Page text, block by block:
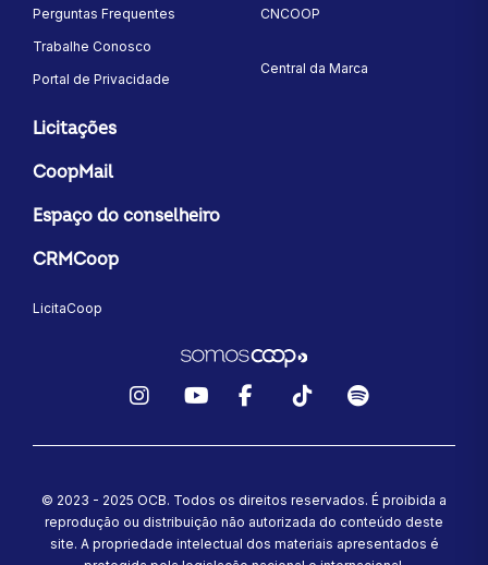
Perguntas Frequentes
Trabalhe Conosco
Portal de Privacidade
CNCOOP
Central da Marca
Licitações
CoopMail
Espaço do conselheiro
CRMCoop
LicitaCoop
© 2023 - 2025 OCB. Todos os direitos reservados. É proibida a
reprodução ou distribuição não autorizada do conteúdo deste
site. A propriedade intelectual dos materiais apresentados é